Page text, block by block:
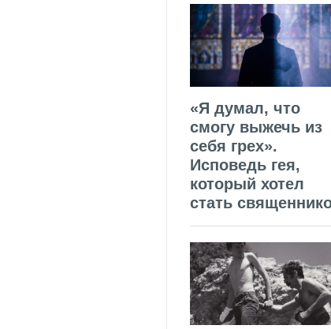
«Я думал, что
смогу выжечь из
себя грех».
Исповедь гея,
который хотел
стать